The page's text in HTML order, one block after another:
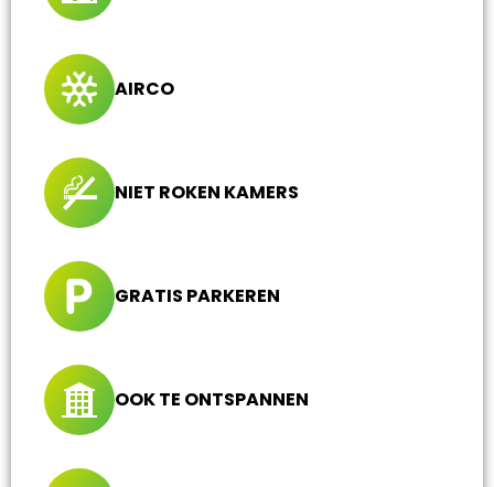
AIRCO
NIET ROKEN KAMERS
GRATIS PARKEREN
OOK TE ONTSPANNEN